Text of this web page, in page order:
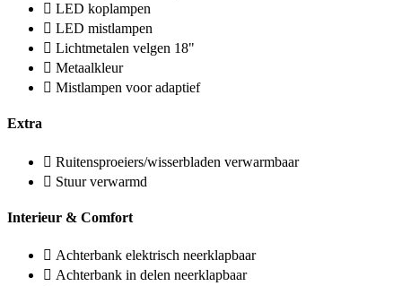
LED koplampen
LED mistlampen
Lichtmetalen velgen 18"
Metaalkleur
Mistlampen voor adaptief
Extra
Ruitensproeiers/wisserbladen verwarmbaar
Stuur verwarmd
Interieur & Comfort
Achterbank elektrisch neerklapbaar
Achterbank in delen neerklapbaar